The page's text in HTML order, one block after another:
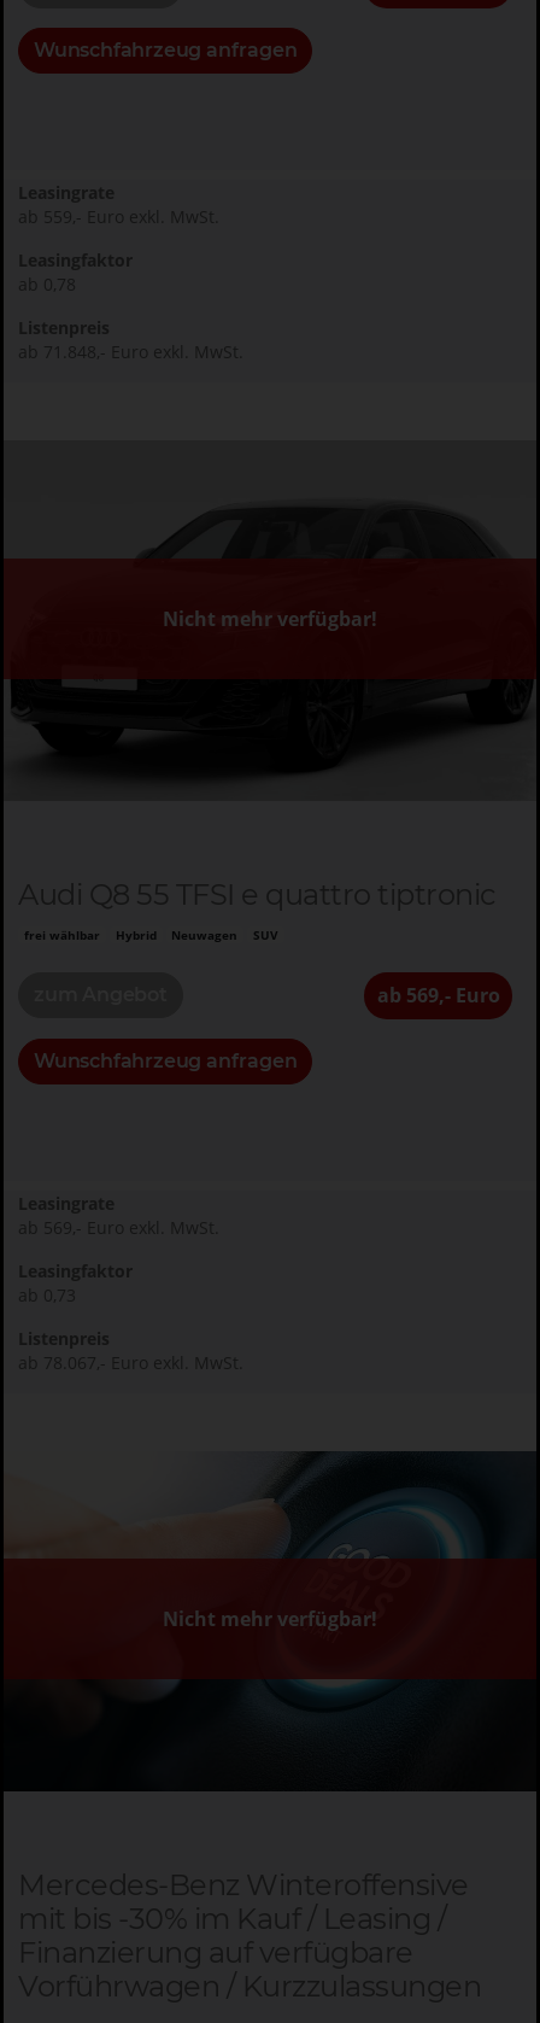
Wunschfahrzeug anfragen
Leasingrate
ab 559,- Euro exkl. MwSt.
Leasingfaktor
ab 0,78
Listenpreis
ab 71.848,- Euro exkl. MwSt.
Nicht mehr verfügbar!
Audi Q8 55 TFSI e quattro tiptronic
frei wählbar Hybrid Neuwagen SUV
ab 569,- Euro
Wunschfahrzeug anfragen
Leasingrate
ab 569,- Euro exkl. MwSt.
Leasingfaktor
ab 0,73
Listenpreis
ab 78.067,- Euro exkl. MwSt.
Nicht mehr verfügbar!
Mercedes-Benz Winteroffensive
mit bis -30% im Kauf / Leasing /
Finanzierung auf verfügbare
Vorführwagen / Kurzzulassungen